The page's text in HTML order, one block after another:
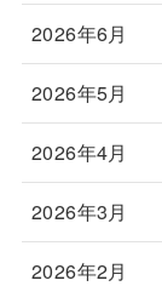
2026年6月
2026年5月
2026年4月
2026年3月
2026年2月